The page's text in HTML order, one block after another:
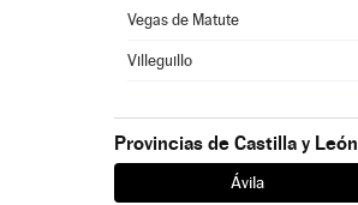
Vegas de Matute
Villeguillo
Provincias de Castilla y León
Ávila